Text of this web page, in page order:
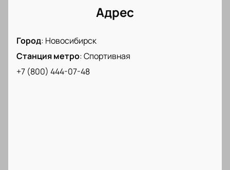
останется в памяти каждого поклонника их
Адрес
Город: Новосибирск
Станция метро:Спортивная
+7 (800) 444-07-48